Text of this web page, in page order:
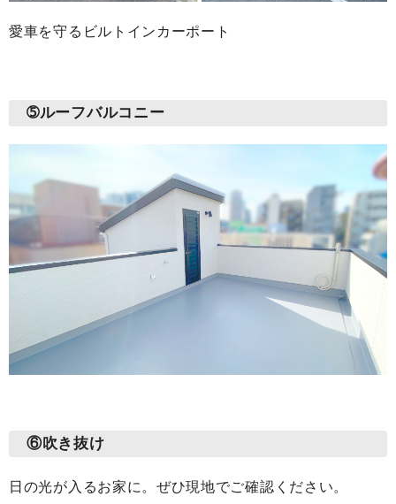
愛車を守るビルトインカーポート
➄ルーフバルコニー
⑥吹き抜け
日の光が入るお家に。ぜひ現地でご確認ください。